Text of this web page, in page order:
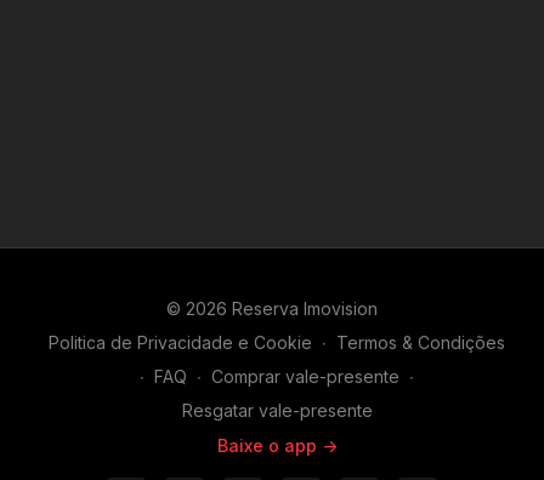
© 2026 Reserva Imovision
Politica de Privacidade e Cookie ∙ Termos & Condições
∙ FAQ ∙ Comprar vale-presente ∙
Resgatar vale-presente
Baixe o app ->